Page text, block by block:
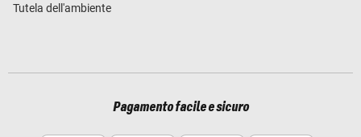
Tutela dell'ambiente
Pagamento facile e sicuro